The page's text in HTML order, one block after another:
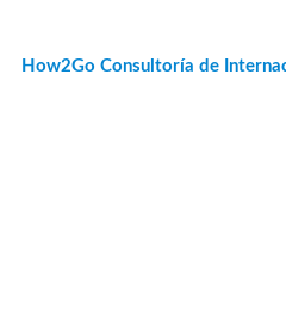
How2Go Consultoría de